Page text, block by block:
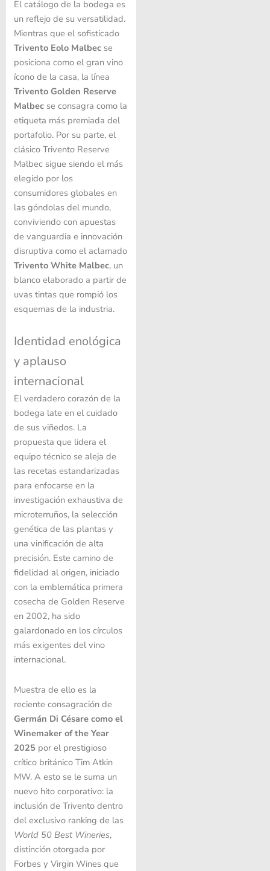
El catálogo de la bodega es
un reflejo de su versatilidad.
Mientras que el sofisticado
Trivento Eolo Malbecse
posiciona como el gran vino
ícono de la casa, la línea
Trivento Golden Reserve
Malbecse consagra como la
etiqueta más premiada del
portafolio. Por su parte, el
clásico Trivento Reserve
Malbec sigue siendo el más
elegido por los
consumidores globales en
las góndolas del mundo,
conviviendo con apuestas
de vanguardia e innovación
disruptiva como el aclamado
Trivento White Malbec, un
blanco elaborado a partir de
uvas tintas que rompió los
esquemas de la industria.
Identidad enológica
y aplauso
internacional
El verdadero corazón de la
bodega late en el cuidado
de sus viñedos. La
propuesta que lidera el
equipo técnico se aleja de
las recetas estandarizadas
para enfocarse en la
investigación exhaustiva de
microterruños, la selección
genética de las plantas y
una vinificación de alta
precisión. Este camino de
fidelidad al origen, iniciado
con la emblemática primera
cosecha de Golden Reserve
en 2002, ha sido
galardonado en los círculos
más exigentes del vino
internacional.
Muestra de ello es la
reciente consagración de
Germán Di Césare como el
Winemaker of the Year
2025 por el prestigioso
crítico británico Tim Atkin
MW. A esto se le suma un
nuevo hito corporativo: la
inclusión de Trivento dentro
del exclusivo ranking de las
World 50 Best Wineries,
distinción otorgada por
Forbes y Virgin Wines que